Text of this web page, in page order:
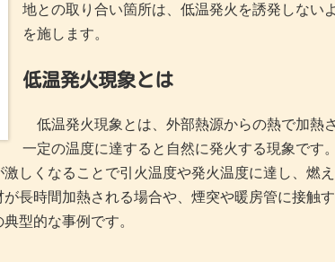
地との取り合い箇所は、低温発火を誘発しない
を施します。
低温発火現象とは
低温発火現象とは、外部熱源からの熱で加熱
一定の温度に達すると自然に発火する現象です
しくなることで引火温度や発火温度に達し、燃
長時間加熱される場合や、煙突や暖房管に接触
型的な事例です。